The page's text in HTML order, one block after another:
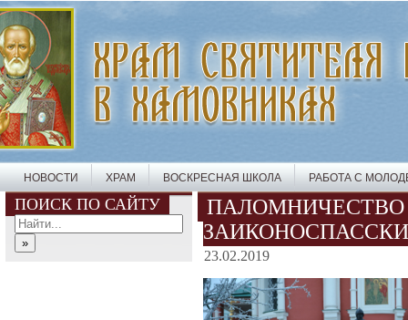
НОВОСТИ ХРАМ ВОСКРЕСНАЯ ШКОЛА РАБОТА С
ПОИСК ПО САЙТУ
23.02.2019